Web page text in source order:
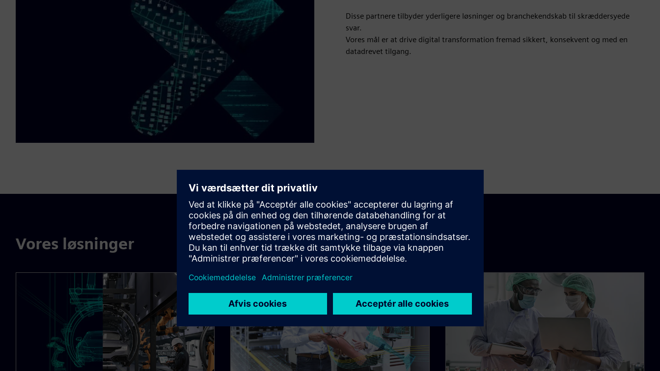
Disse partnere tilbyder yderligere løsninger og branchekendskab til skræddersyede
svar.
Vores mål er at drive digital transformation fremad sikkert, konsekvent og med en
datadrevet tilgang.
Vores løsninger